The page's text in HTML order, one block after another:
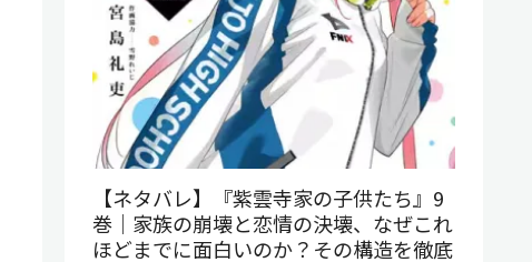
【ネタバレ】『紫雲寺家の子供たち』9
巻｜家族の崩壊と恋情の決壊、なぜこれ
ほどまでに面白いのか？その構造を徹底